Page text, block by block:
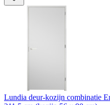
Lundia deur-kozijn combinatie